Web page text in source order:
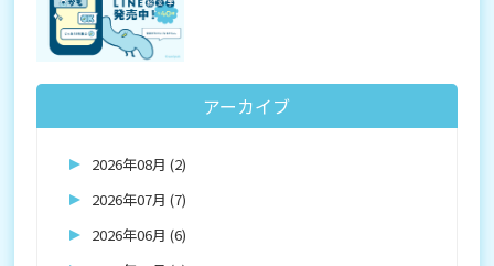
アーカイブ
2026年08月 (2)
2026年07月 (7)
2026年06月 (6)